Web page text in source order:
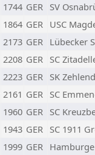
1744 GER SV
1864 GER USC
2173 GER Lübecker
2208 GER SC
2223 GER SK
2161 GER SC
1960 GER SC
1943 GER SC 1911
1999 GER